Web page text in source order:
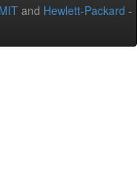
MIT and Hewlett-Packard -